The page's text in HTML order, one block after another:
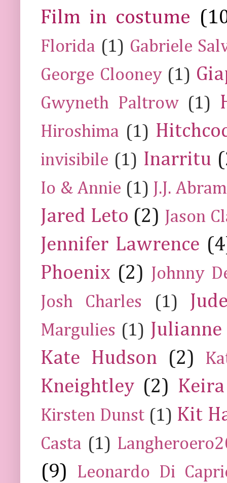
Film in costume
Florida (1) Gabriele
George Clooney (1)
Gwyneth Paltrow (1)
Hiroshima (1)
invisibile (1) Inarritu
Io & Annie (1) J.J.
Jared Leto (2) Jason
Jennifer Lawrence
Phoenix (2) Johnny
Josh Charles
(1)
Margulies (1)
Kate Hudson
(2)
Kneightley (2)
Kirsten Dunst (1) Kit
Casta (1)
(9) Leonardo Di